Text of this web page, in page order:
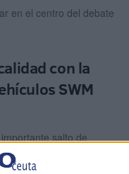
en el centro del debate
con la
SWM
salto de
de ...